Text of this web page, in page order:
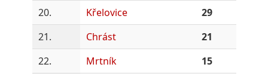
20.
Křelovice
29
21.
Chrást
21
22.
Mrtník
15